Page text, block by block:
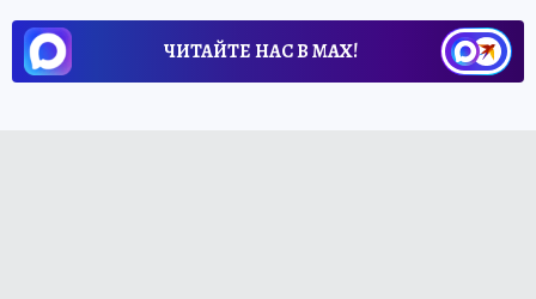
ЧИТАЙТЕ НАС В МАХ!